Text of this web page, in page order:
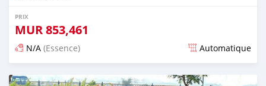
PRIX
MUR853,461
N/A (Essence) Automatique
Publié il y a presque 6 ans